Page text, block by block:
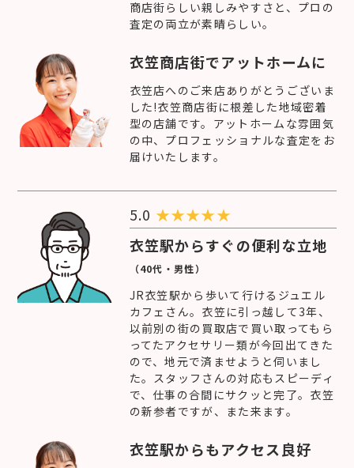
商店街らしい親しみやすさと、プロの
査定の両立が素晴らしい。
衣笠商店街でアットホームに
衣笠店へのご来店ありがとうございま
した!衣笠商店街に根差した地域密着
型の店舗です。アットホームな雰囲気
の中、プロフェッショナルな査定をお
届けいたします。
5.0 ★★★★★
衣笠駅からすぐの便利な立地
（40代・男性）
JR衣笠駅から歩いて行けるジュエル
カフェさん。衣笠に引っ越して3年、
以前別の街の買取店で買い取ってもら
ってたアクセサリー類が今回出てきた
ので、地元で済ませようと伺いまし
た。スタッフさんの対応もスピーディ
で、仕事の合間にサクッと完了。衣笠
の新参者ですが、また来ます。
衣笠駅からもアクセス良好